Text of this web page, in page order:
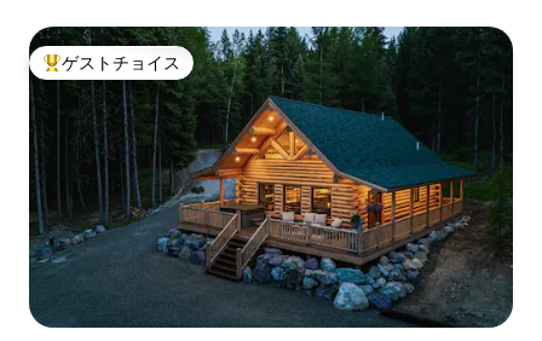
大好評のゲストチョイスです。
ゲストチョイス